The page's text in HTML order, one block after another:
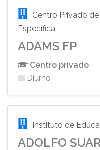
Centro Privado
Específica
ADAMS FP
Centro privado
Diurno
Instituto de
ADOLFO